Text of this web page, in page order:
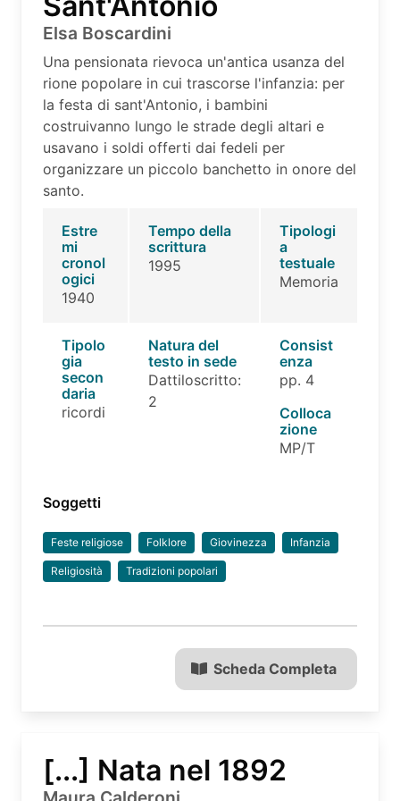
Elsa Boscardini
Una pensionata rievoca un'antica usanza del
rione popolare in cui trascorse l'infanzia: per
la festa di sant'Antonio, i bambini
costruivanno lungo le strade degli altari e
usavano i soldi offerti dai fedeli per
organizzare un piccolo banchetto in onore del
santo.
Estre
mi
cronol
ogici
1940
Tempo della
scrittura
1995
Tipologi
a
testuale
Memoria
Tipolo
gia
secon
daria
ricordi
Natura del
testo in sede
Dattiloscritto:
2
Consist
enza
pp. 4
Colloca
zione
MP/T
Soggetti
Feste religiose Folklore Giovinezza Infanzia
Religiosità Tradizioni popolari
Scheda Completa
[...] Nata nel 1892